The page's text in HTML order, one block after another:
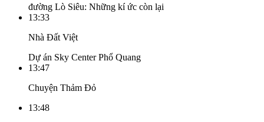
đường Lò Siêu: Những kí ức còn lại
13:33
Nhà Đất Việt
Dự án Sky Center Phổ Quang
13:47
Chuyện Thảm Đỏ
13:48